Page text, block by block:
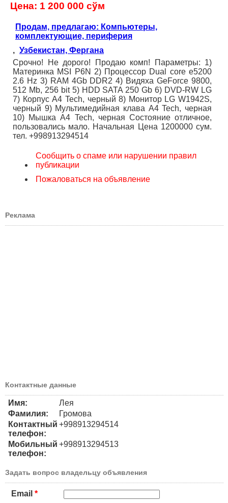
Цена: 1 200 000 сўм
Продам, предлагаю: Компьютеры,
комплектующие, периферия
, Узбекистан, Фергана
Срочно! Не дорого! Продаю комп! Параметры: 1)
Материнка MSI P6N 2) Процессор Dual core e5200
2.6 Hz 3) RAM 4Gb DDR2 4) Видяха GeForce 9800,
512 Mb, 256 bit 5) HDD SATA 250 Gb 6) DVD-RW LG
7) Корпус A4 Tech, черный 8) Монитор LG W1942S,
черный 9) Мультимедийная клава A4 Tech, черная
10) Мышка A4 Tech, черная Состояние отличное,
пользовались мало. Начальная Цена 1200000 сум.
тел. +998913294514
Сообщить о спаме или нарушении правил
публикации
Пожаловаться на объявление
Реклама
Контактные данные
Имя:
Лея
Фамилия:
Громова
Контактный
телефон:
+998913294514
Мобильный
телефон:
+998913294513
Задать вопрос владельцу объявления
Email *